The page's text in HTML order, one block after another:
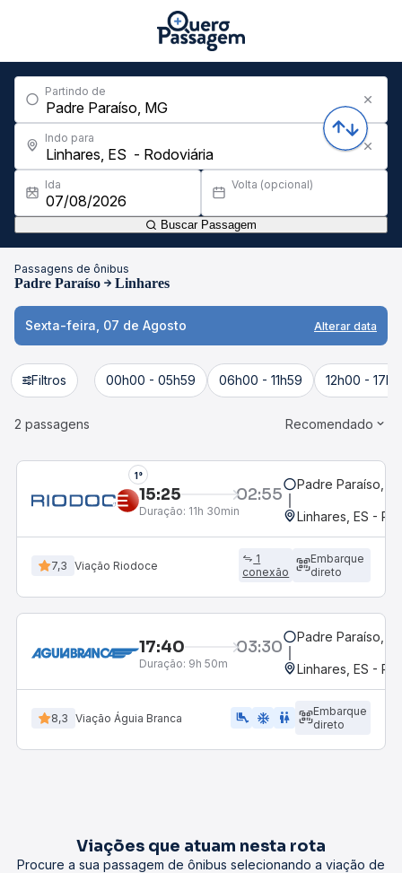
Partindo de
Indo para
Ida Volta (opcional)
Buscar Passagem
Passagens de ônibus
Padre Paraíso Linhares
Sexta-feira, 07 de Agosto Alterar data
Filtros 00h00 - 05h59 06h00 - 11h59 12h00 -
2 passagens Recomendado
1°
15:25 02:55
Duração: 11h 30min
Padre Paraíso,
Linhares, ES -
7,3 Viação Riodoce
1
conexão
Embarque
direto
17:40 03:30
Duração: 9h 50m
Padre Paraíso,
Linhares, ES -
8,3 Viação Águia Branca airline_seat_legroom_extra ac_unit WC
Embarque
direto
Viações que atuam nesta rota
Procure a sua passagem de ônibus selecionando a viação de